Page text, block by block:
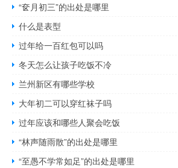
“奁月初三”的出处是哪里
什么是表型
过年给一百红包可以吗
冬天怎么让孩子吃饭不冷
兰州新区有哪些学校
大年初二可以穿红袜子吗
过年应该和哪些人聚会吃饭
“林声随雨散”的出处是哪里
“至愚不学常如足”的出处是哪里